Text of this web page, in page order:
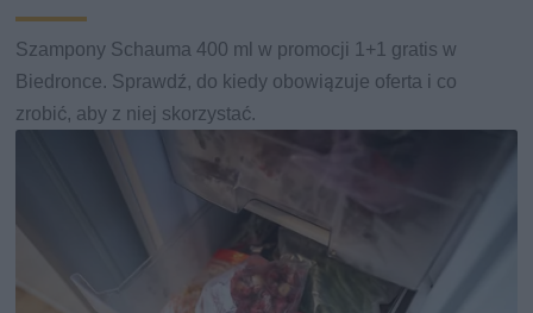
Szampony Schauma 400 ml w promocji 1+1 gratis w
Biedronce. Sprawdź, do kiedy obowiązuje oferta i co
zrobić, aby z niej skorzystać.